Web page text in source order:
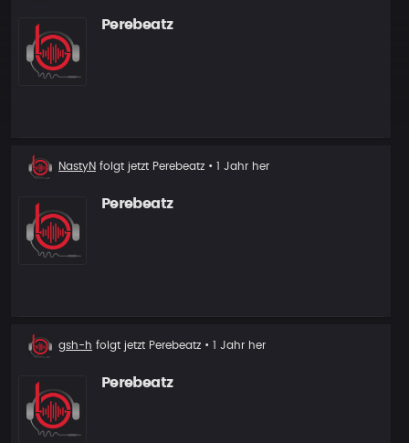
Perebeatz
Neuer
Follower
NastyN folgt jetzt Perebeatz • 1 Jahr her
Perebeatz
Neuer
Follower
gsh-h folgt jetzt Perebeatz • 1 Jahr her
Perebeatz